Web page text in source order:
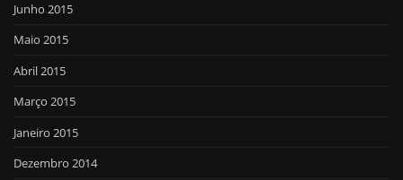
Junho 2015
Maio 2015
Abril 2015
Março 2015
Janeiro 2015
Dezembro 2014